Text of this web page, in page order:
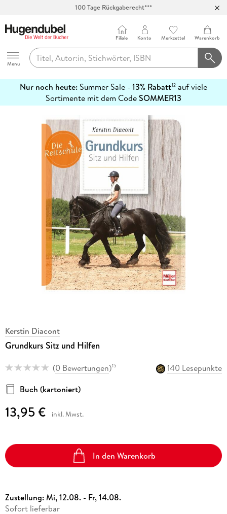
100 Tage Rückgaberecht***
Hugendubel
Menu
Filiale Konto Merkzettel Warenkorb
Nur noch heute: Summer Sale - 13% Rabatt12 auf viele
Sortimente mit dem CodeSOMMER13
erfahren
Kerstin Diacont
Grundkurs Sitz und Hilfen
(0 Bewertungen)15
140 Lesepunkte
Buch (kartoniert)
13,95 € inkl. Mwst.
In den Warenkorb
Zustellung:Mi, 12.08. - Fr, 14.08.
Sofort lieferbar